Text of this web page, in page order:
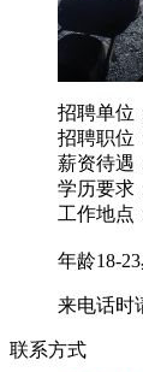
招聘单位
招聘职位
薪资待遇
学历要求
工作地点
年龄18-
来电话时
联系方式